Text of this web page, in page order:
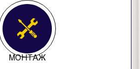
МОНТАЖ